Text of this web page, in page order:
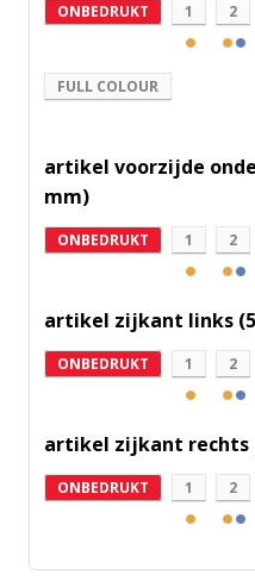
ONBEDRUKT 1 2
FULL COLOUR
artikel voorzijde
mm)
ONBEDRUKT 1 2
artikel zijkant links
ONBEDRUKT 1 2
artikel zijkant rechts
ONBEDRUKT 1 2